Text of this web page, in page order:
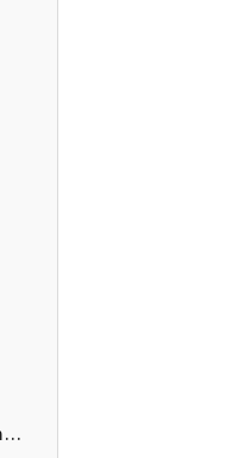
Hovězí penis (žvýkačka) 12cm země původu ČR